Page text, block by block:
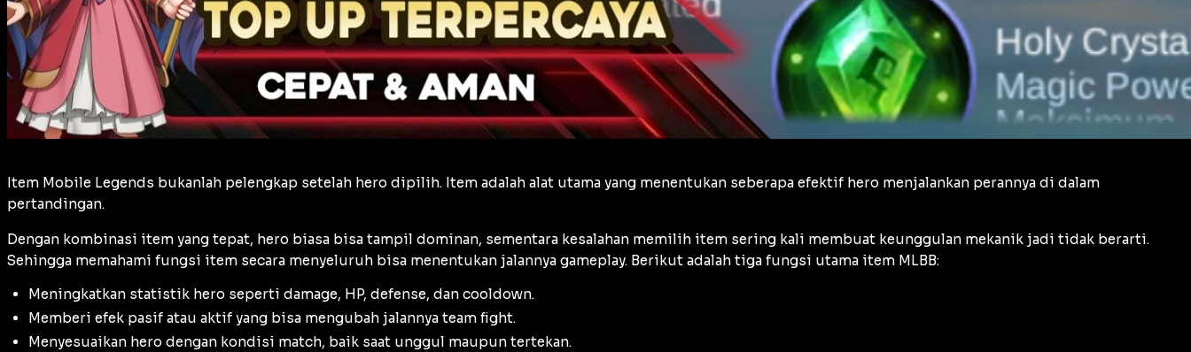
Item Mobile Legends bukanlah pelengkap setelah hero dipilih. Item adalah alat utama yang menentukan seberapa efektif hero menjalankan perannya di dalam
pertandingan.
Dengan kombinasi item yang tepat, hero biasa bisa tampil dominan, sementara kesalahan memilih item sering kali membuat keunggulan mekanik jadi tidak berarti.
Sehingga memahami fungsi item secara menyeluruh bisa menentukan jalannya gameplay. Berikut adalah tiga fungsi utama item MLBB:
Meningkatkan statistik hero seperti damage, HP, defense, dan cooldown.
Memberi efek pasif atau aktif yang bisa mengubah jalannya team fight.
Menyesuaikan hero dengan kondisi match, baik saat unggul maupun tertekan.